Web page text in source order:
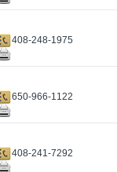
408-248-1975
650-966-1122
408-241-7292